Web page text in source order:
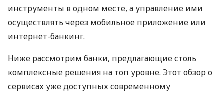
инструменты в одном месте, а управление ими
осуществлять через мобильное приложение или
интернет-банкинг.
Ниже рассмотрим банки, предлагающие столь
комплексные решения на топ уровне. Этот обзор о
сервисах уже доступных современному